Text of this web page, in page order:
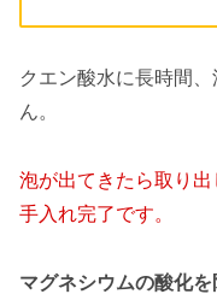
クエン酸水に長時間
ん。
泡が出てきたら取り
手入れ完了です。
マグネシウムの酸化